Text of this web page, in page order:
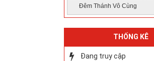
Đêm Thánh Vô Cùng
THỐNG KÊ
Đang truy cập